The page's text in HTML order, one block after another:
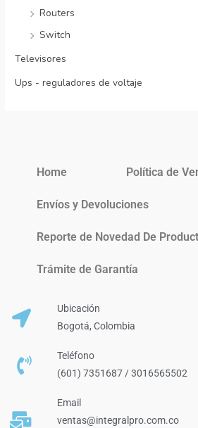
Routers
Switch
Televisores
Ups - reguladores de voltaje
Home Política de
Envíos y Devoluciones
Reporte de Novedad De
Trámite de Garantía
Ubicación
Bogotá, Colombia
Teléfono
(601) 7351687 / 3016565502
Email
ventas@integralpro.com.co